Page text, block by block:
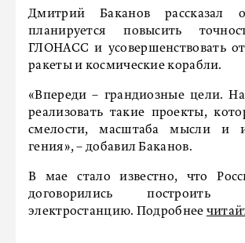
Дмитрий Баканов
планируется повысить
ГЛОНАСС и усовершенствовать
ракеты и космические корабли.
«Впереди – грандиозные цели.
реализовать такие проекты,
смелости, масштаба мысли и
гения», – добавил Баканов.
В мае стало известно, что
договорились
электростанцию. Подробнее